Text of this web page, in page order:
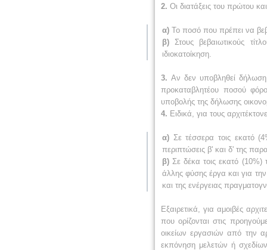
2. Οι διατάξεις του πρώτου
α) Το ποσό που πρέπει να
β) Στους βεβαιωτικούς
ιδιοκατοίκηση.
3. Αν δεν υποβληθεί
προκαταβλητέου ποσού
υποβολής της δήλωσης
4. Ειδικά, για τους
α) Σε τέσσερα τοις εκατό
περιπτώσεις β' και δ' της
β) Σε δέκα τοις εκατό
άλλης φύσης έργα και για
και της ενέργειας
Εξαιρετικά, για αμοιβές
που ορίζονται στις
οικείων εργασιών από την
εκπόνηση μελετών ή